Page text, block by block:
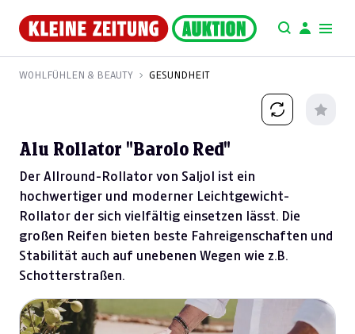
WOHLFÜHLEN & BEAUTY GESUNDHEIT
Alu Rollator "Barolo Red"
Der Allround-Rollator von Saljol ist ein
hochwertiger und moderner Leichtgewicht-
Rollator der sich vielfältig einsetzen lässt. Die
großen Reifen bieten beste Fahreigenschaften und
Stabilität auch auf unebenen Wegen wie z.B.
Schotterstraßen.